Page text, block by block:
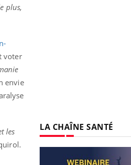
plus,
voter
envie
les
LA CHAÎNE SANTÉ